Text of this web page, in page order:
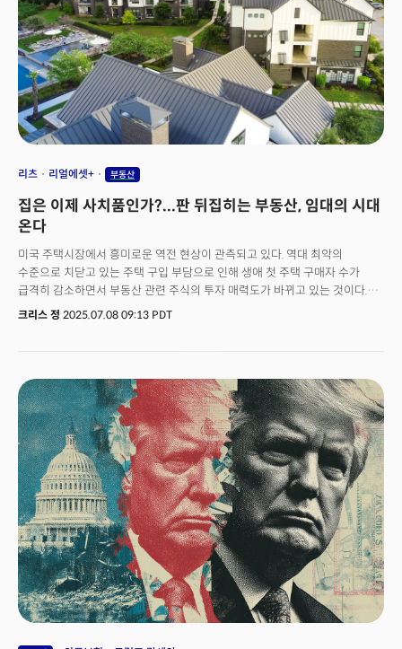
있습니다. 이는 마치 액셀러레이터와 브레이크를 동시에 밟는 것과 같은
상황으로, 경제 전반에 예측하기 어려운 불안정성을 만들어내고 있습니다.
특히 주목해야 할 점은 현재의 레버리지 급증이 과거 버블과 달리 특정
자산군에 집중되지 않고 시장 전반에 분산되어 있다는 사실입니다. 이는
시스템 전체의 취약성을 높이는 결과를 낳고 있습니다. 마치 지진이 발생하기
전 지각판 전체에 걸쳐 미세한 균열이 누적되는 것과 같은 현상이 금융 시스템
전반에서 일어나고 있는 것입니다.연준이 9월에 금리를 내릴 것이라는
기대감도 시장을 더욱 복잡하게 만들고 있습니다. 투자자들은 금리 인하로
인플레이션 압력은 연준의 정책 선택을 제약하는 상반된 힘으로 작용하고
안정성에 미치는 체계적 위험의 본질을 해부합니다. 또한 트럼프 세제 개편이
소프트웨어 기업의 현금 흐름 구조를 어떻게 근본적으로 변화시키는지,
가치사슬에 미치는 파급효과까지, 표면적으로 보이는 현상을 넘어 경제의
구조적 변화를 읽어내고자 합니다.왜냐하면 지금 우리가 목격하고 있는 것은
단순한 시장 과열이 아니라, 글로벌 금융 시스템의 근본적 재편이 시작되는
역사적 순간일 수 있기 때문입니다.
리츠 리얼에셋+ 부동산
집은 이제 사치품인가?...판 뒤집히는 부동산, 임대의 시대
온다
미국 주택시장에서 흥미로운 역전 현상이 관측되고 있다. 역대 최악의
수준으로 치닫고 있는 주택 구입 부담으로 인해 생애 첫 주택 구매자 수가
급격히 감소하면서 부동산 관련 주식의 투자 매력도가 바뀌고 있는 것이다.
2022년 연준이 금리를 다시 끌어올리기 시작한 이후 주택 건설기업의 주가가
급격히 줄어들었다. 높은 금리와 역대급의 주택 가격이 이어지면서 구매
수요가 급감한 것이다. 이는 2023년보다 38만 명 감소한 수치로 역사적
평균의 절반 수준에 불과하다.올해 상황은 더욱 악화될 전망이다. 부진했던 봄
주택 판매 시즌을 바탕으로 추산하면 2025년 전체 주택 판매량이 단 403만
채에 그칠 것으로 예상된다. 이는 작년보다도 적은 수치로 1995년 이후 최저
수준이다.특히 50만 달러 미만 주택 시장에서 판매 둔화가 두드러지고 있다.
이 가격대는 통상 첫 주택 구매자들이 주로 찾는 가격대로 시장을 이끌던 주요
구매층이 사라지고 있는 것으로 관측된다. 신축 주택 판매도 상황은 비슷하다.
데이터에 따르면 5월 기준으로 전년 동월 대비 6% 감소하며 주택 판매가
전반적으로 하락 추세로 접어들었음을 시사했다.
크리스 정 2025.07.08 09:13 PDT